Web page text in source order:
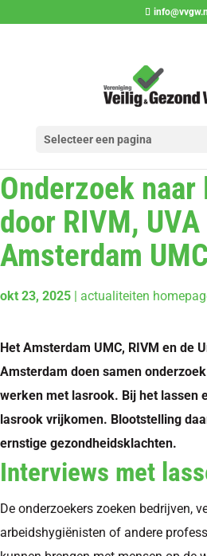
info@vvgw.nl
Selecteer een pagina
Onderzoek
door RIVM, UVA
Amsterdam UMC
okt 23, 2025 | actualiteiten
Het Amsterdam UMC, RIVM en de
Amsterdam doen samen
werken met lasrook. Bij het lassen
lasrook vrijkomen. Blootstelling
ernstige gezondheidsklachten.
Interviews met
De onderzoekers zoeken bedrijven,
arbeidshygiënisten of andere